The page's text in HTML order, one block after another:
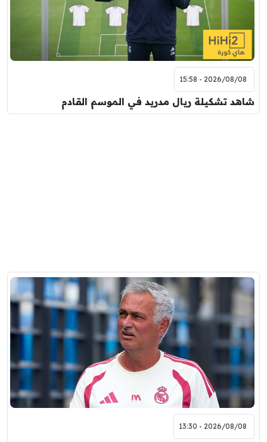
2026/08/08 - 15:58
شاهد تشكيلة ريال مدريد في الموسم القادم
2026/08/08 - 13:30